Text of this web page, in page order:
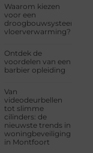
Waarom kiezen
voor een
droogbouwsysteem
vloerverwarming?
Ontdek de
voordelen van een
barbier opleiding
Van
videodeurbellen
tot slimme
cilinders: de
nieuwste trends in
woningbeveiliging
in Montfoort